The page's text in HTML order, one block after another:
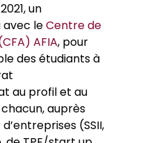
un
leCentre de
AFIA, pour
des étudiants à
au profil et au
auprès
(SSII,